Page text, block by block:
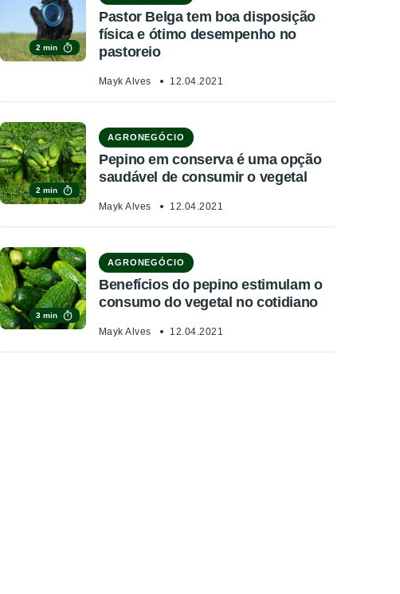
2 min
Pastor Belga tem boa disposição
física e ótimo desempenho no
pastoreio
Mayk Alves 12.04.2021
2 min
AGRONEGÓCIO
Pepino em conserva é uma opção
saudável de consumir o vegetal
Mayk Alves 12.04.2021
3 min
AGRONEGÓCIO
Benefícios do pepino estimulam o
consumo do vegetal no cotidiano
Mayk Alves 12.04.2021